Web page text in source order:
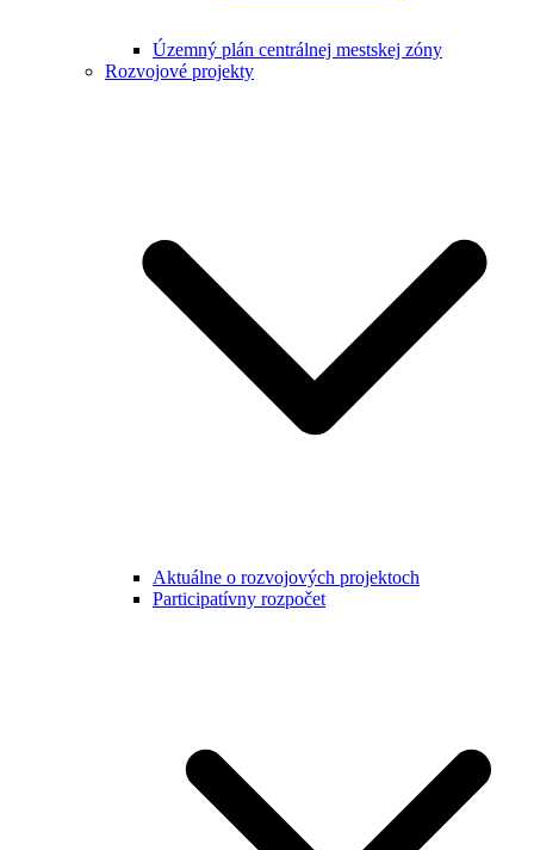
Územný plán centrálnej mestskej zóny
Rozvojové projekty
Aktuálne o rozvojových projektoch
Participatívny rozpočet